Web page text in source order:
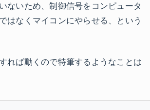
ないため、制御信号をコンピュータ
はなくマイコンにやらせる、という
れば動くので特筆するようなことは